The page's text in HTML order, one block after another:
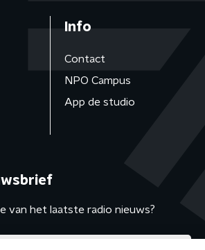
Info
Contact
NPO Campus
App de studio
van het laatste radio nieuws?